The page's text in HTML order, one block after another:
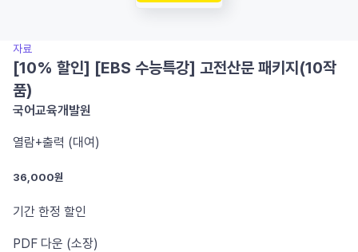
자료
[10% 할인] [EBS 수능특강] 고전산문 패키지(10작
품)
국어교육개발원
열람+출력 (대여)
36,000원
기간 한정 할인
PDF 다운 (소장)